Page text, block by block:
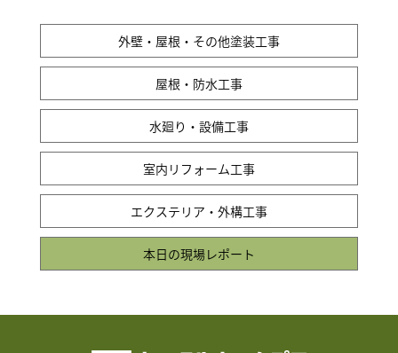
外壁・屋根・その他塗装工事
屋根・防水工事
水廻り・設備工事
室内リフォーム工事
エクステリア・外構工事
本日の現場レポート